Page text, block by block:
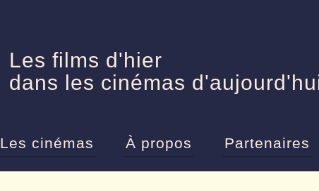
Les films d'hier
dans les cinémas
Les cinémas À propos Partenaires